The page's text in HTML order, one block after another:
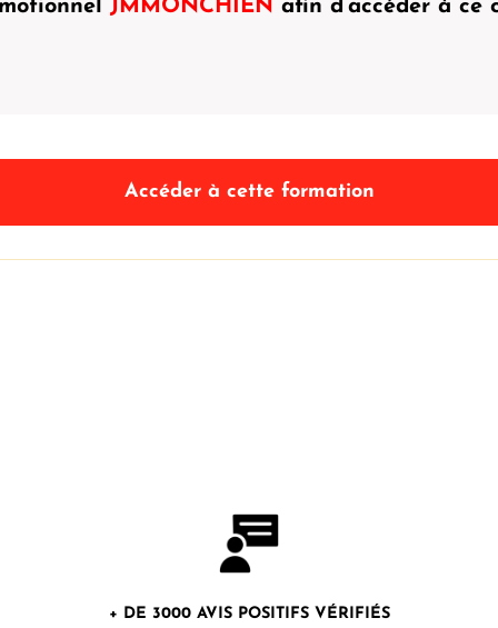
JMMONCHIEN afin d’accéder à ce
Accéder à cette formation
+ DE 3000 AVIS POSITIFS VÉRIFIÉS